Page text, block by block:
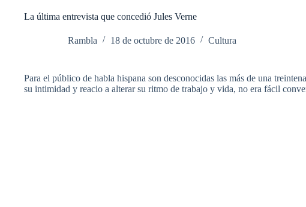
La última entrevista que concedió Jules Verne
Rambla 18 de octubre de 2016 Cultura
Para el público de habla hispana son desconocidas las más de una
su intimidad y reacio a alterar su ritmo de trabajo y vida, no era fácil